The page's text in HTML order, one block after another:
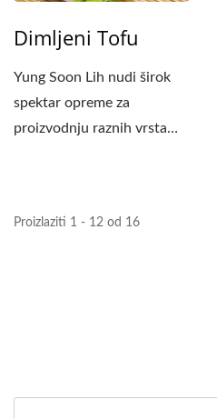
Dimljeni Tofu
Yung Soon Lih nudi širok
spektar opreme za
proizvodnju raznih vrsta
Proizlaziti 1 - 12 od 16